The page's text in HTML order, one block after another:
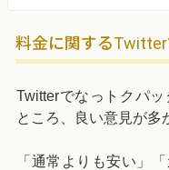
料金に関するTwitter
Twitterでなっトクパ
ところ、良い意見が多
「通常よりも安い」